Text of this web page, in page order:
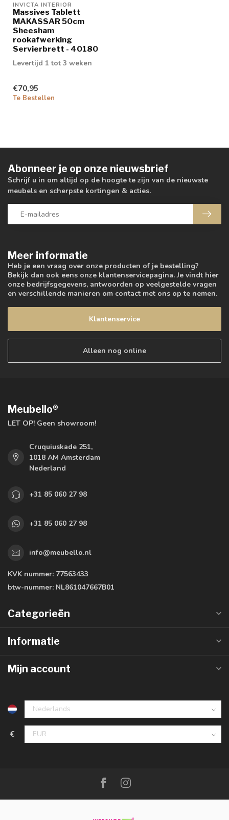
INVICTA INTERIOR
Massives Tablett
MAKASSAR 50cm
Sheesham
rookafwerking
Servierbrett - 40180
Levertijd 1 tot 3 weken
€70,95
Te Bestellen
Meer informatie
Heb je een vraag over onze producten of je bestelling?
Bekijk dan ook eens onze klantenservicepagina. Je vindt hier
onze bedrijfsgegevens, antwoorden op veelgestelde vragen
en verschillende manieren om contact met ons op te nemen.
Klantenservice
Alleen nog online
Abonneer je op onze nieuwsbrief
Schrijf u in om altijd op de hoogte te zijn van de nieuwste
meubels en scherpste kortingen & acties.
Meubello®
LET OP! Geen showroom!
Cruquiuskade 251,
1018 AM Amsterdam
Nederland
+31 85 060 27 98
+31 85 060 27 98
info@meubello.nl
KVK nummer: 77563433
btw-nummer: NL861047667B01
Categorieën
Informatie
Mijn account
€